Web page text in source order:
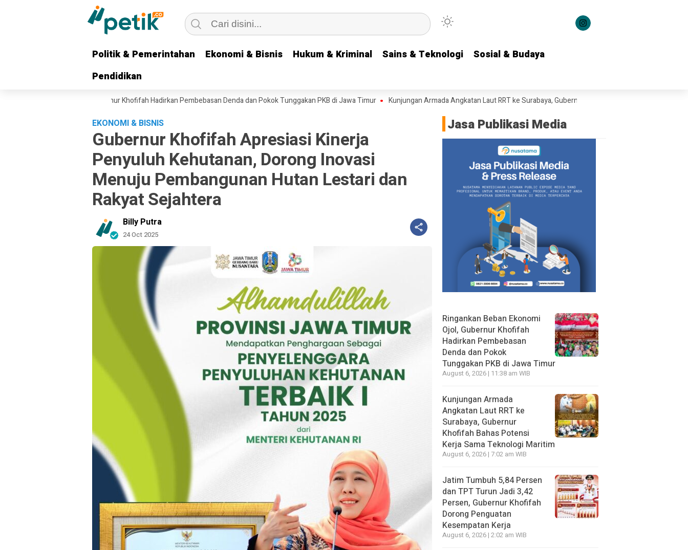
Politik & Pemerintahan Ekonomi & Bisnis Hukum & Kriminal Sains & Teknologi
Sosial & Budaya
Pendidikan
Politik & Pemerintahan Ekonomi & Bisnis Hukum & Kriminal Sains & Teknologi
Sosial & Budaya
Pendidikan
Ekonomi Ojol, Gubernur Khofifah Hadirkan Pembebasan Denda dan Pokok Tunggakan PKB di Jawa Timur Kunjungan Armada Angkatan Laut RRT ke Surabaya, Gubernur Khofifah Bahas Potensi Kerja Sama
EKONOMI & BISNIS
Gubernur Khofifah Apresiasi Kinerja
Penyuluh Kehutanan, Dorong Inovasi
Menuju Pembangunan Hutan Lestari dan
Rakyat Sejahtera
Billy Putra
24 Oct 2025
Jasa Publikasi Media
Ringankan Beban Ekonomi
Ojol, Gubernur Khofifah
Hadirkan Pembebasan
Denda dan Pokok
Tunggakan PKB di Jawa Timur
August 6, 2026 | 11:38 am WIB
Kunjungan Armada
Angkatan Laut RRT ke
Surabaya, Gubernur
Khofifah Bahas Potensi
Kerja Sama Teknologi Maritim
August 6, 2026 | 7:02 am WIB
Jatim Tumbuh 5,84 Persen
dan TPT Turun Jadi 3,42
Persen, Gubernur Khofifah
Dorong Penguatan
Kesempatan Kerja
August 6, 2026 | 2:02 am WIB